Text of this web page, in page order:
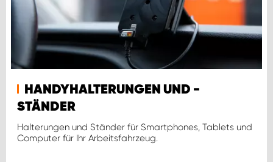
HANDYHALTERUNGEN UND -
STÄNDER
Halterungen und Ständer für Smartphones, Tablets und
Computer für Ihr Arbeitsfahrzeug.